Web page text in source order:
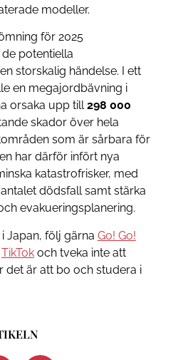
modeller.
för 2025
potentiella
storskalig händelse. I ett
en megajordbävning i
orsaka upp till298 000
skador över hela
som är sårbara för
har därför infört nya
katastrofrisker, med
dödsfall samt stärka
evakueringsplanering.
Japan, följ gärna Go! Go!
TikTokoch tveka inte att
det är att bo och studera i